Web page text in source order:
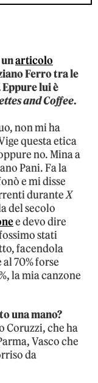
articolo
Ferro tra le
lui è
and Coffee.
non mi ha
questa etica
no. Mina a
Pani. Fa la
e mi disse
duranteX
del secolo
e devo dire
stati
facendola
70% forse
la mia canzone
una mano?
Coruzzi, che ha
Vasco che
da